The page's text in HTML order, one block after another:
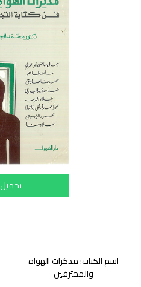
تحميل
اسم الكتاب: مذكرات الهواة
والمحترفين